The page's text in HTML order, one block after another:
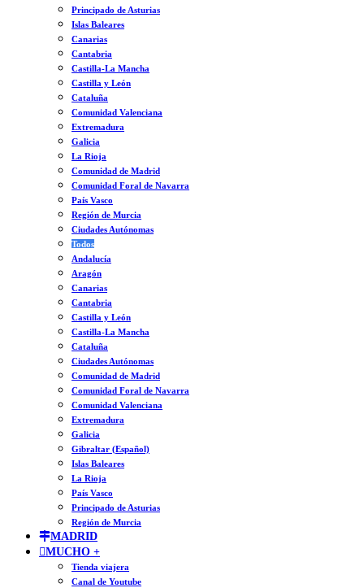
Principado de Asturias
Islas Baleares
Canarias
Cantabria
Castilla-La Mancha
Castilla y León
Cataluña
Comunidad Valenciana
Extremadura
Galicia
La Rioja
Comunidad de Madrid
Comunidad Foral de Navarra
País Vasco
Región de Murcia
Ciudades Autónomas
Todos
Andalucía
Aragón
Canarias
Cantabria
Castilla y León
Castilla-La Mancha
Cataluña
Ciudades Autónomas
Comunidad de Madrid
Comunidad Foral de Navarra
Comunidad Valenciana
Extremadura
Galicia
Gibraltar (Español)
Islas Baleares
La Rioja
País Vasco
Principado de Asturias
Región de Murcia
MADRID
MUCHO +
Tienda viajera
Canal de Youtube